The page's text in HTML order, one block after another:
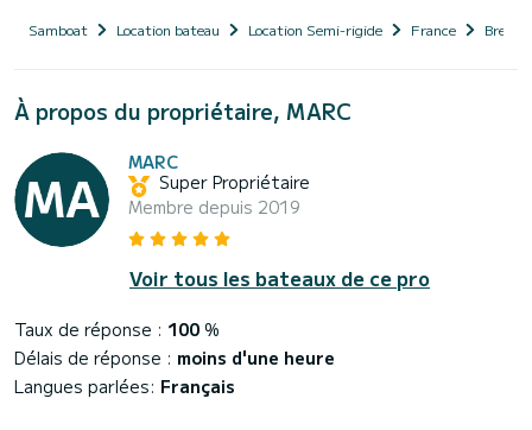
Samboat Location bateau Location Semi-rigide France
À propos du propriétaire, MARC
MARC
Super Propriétaire
Membre depuis 2019
Voir tous les bateaux de ce pro
Taux de réponse : 100 %
Délais de réponse : moins d'une heure
Langues parlées: Français